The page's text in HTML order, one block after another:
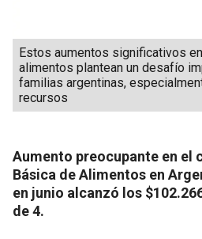
Estos aumentos significativos
alimentos plantean un desafío
familias argentinas,
recursos
Aumento preocupante en el
Básica de Alimentos en
en junio alcanzó los
de 4.